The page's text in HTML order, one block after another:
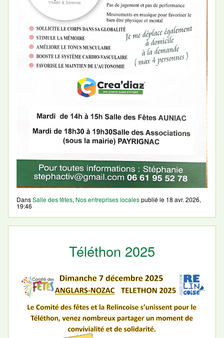
DansSalle des fêtes, Nos entreprises localespublié le 18 avr. 2026,
19:46
Téléthon 2025